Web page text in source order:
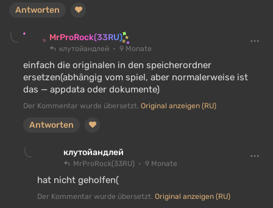
Antworten
MrProRock(33RU)
клутойандлей 9 Monate
einfach die originalen in den speicherordner
ersetzen(abhängig vom spiel, aber normalerweise ist
das — appdata oder dokumente)
Der Kommentar wurde übersetzt. Original anzeigen (RU)
Antworten
клутойандлей
MrProRock(33RU) 9 Monate
hat nicht geholfen(
Der Kommentar wurde übersetzt. Original anzeigen (RU)